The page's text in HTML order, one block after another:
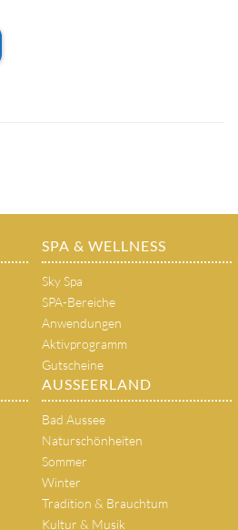
SPA & WELLNESS
Sky Spa
SPA-Bereiche
Anwendungen
Aktivprogramm
Gutscheine
AUSSEERLAND
Bad Aussee
Naturschönheiten
Sommer
Winter
Tradition & Brauchtum
Kultur & Musik